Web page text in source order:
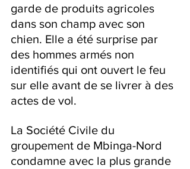
garde de produits agricoles
dans son champ avec son
chien. Elle a été surprise par
des hommes armés non
identifiés qui ont ouvert le feu
sur elle avant de se livrer à des
actes de vol.
La Société Civile du
groupement de Mbinga-Nord
condamne avec la plus grande